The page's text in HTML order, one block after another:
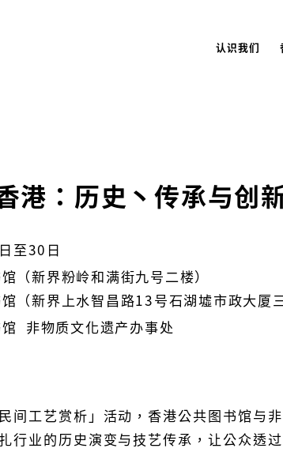
认识我们
港：历史丶传承与创
至30日
（新界粉岭和满街九号二楼）
（新界上水智昌路13号石湖墟市政大厦三
非物质文化遗产办事处
间工艺赏析」活动，香港公共图书馆与
行业的历史演变与技艺传承，让公众透